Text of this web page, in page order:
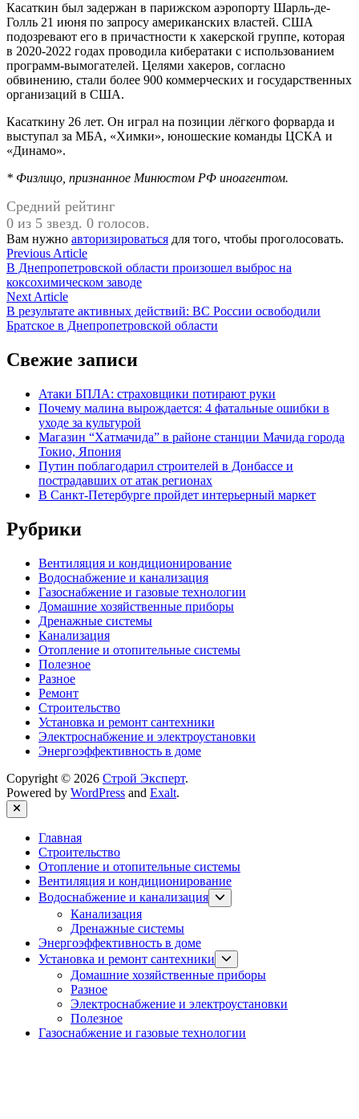
Касаткин был задержан в парижском аэропорту Шарль-де-
Голль 21 июня по запросу американских властей. США
подозревают его в причастности к хакерской группе, которая
в 2020-2022 годах проводила кибератаки с использованием
программ-вымогателей. Целями хакеров, согласно
обвинению, стали более 900 коммерческих и государственных
организаций в США.
Касаткину 26 лет. Он играл на позиции лёгкого форварда и
выступал за МБА, «Химки», юношеские команды ЦСКА и
«Динамо».
* Физлицо, признанное Минюстом РФ иноагентом.
Средний рейтинг
0 из 5 звезд. 0 голосов.
Вам нужно авторизироваться для того, чтобы проголосовать.
Навигация
по
записям
Previous ArticlePrevious
article:
В Днепропетровской области произошел выброс на
коксохимическом заводе
Next ArticleNext
article:
В результате активных действий: ВС России освободили
Братское в Днепропетровской области
Свежие записи
Атаки БПЛА: страховщики потирают руки
Почему малина вырождается: 4 фатальные ошибки в
уходе за культурой
Магазин “Хатмачида” в районе станции Мачида города
Токио, Япония
Путин поблагодарил строителей в Донбассе и
пострадавших от атак регионах
В Санкт-Петербурге пройдет интерьерный маркет
Рубрики
Вентиляция и кондиционирование
Водоснабжение и канализация
Газоснабжение и газовые технологии
Домашние хозяйственные приборы
Дренажные системы
Канализация
Отопление и отопительные системы
Полезное
Разное
Ремонт
Строительство
Установка и ремонт сантехники
Электроснабжение и электроустановки
Энергоэффективность в доме
Copyright © 2026 Строй Эксперт.
Powered by WordPress and Exalt.
Close
Главная
Строительство
Отопление и отопительные системы
Вентиляция и кондиционирование
Водоснабжение и канализация
Show
sub
Канализация
Дренажные системы
Энергоэффективность в доме
Установка и ремонт сантехники
sub
menu
Домашние хозяйственные приборы
Разное
Электроснабжение и электроустановки
Полезное
Газоснабжение и газовые технологии